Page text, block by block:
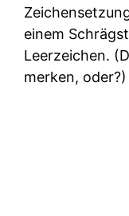
einem
Leerzeichen.
merken, oder?)